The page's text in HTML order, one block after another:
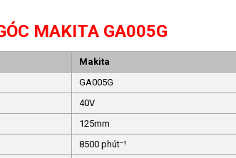
MAKITA GA005G
Makita
GA005G
40V
125mm
8500 phút⁻¹